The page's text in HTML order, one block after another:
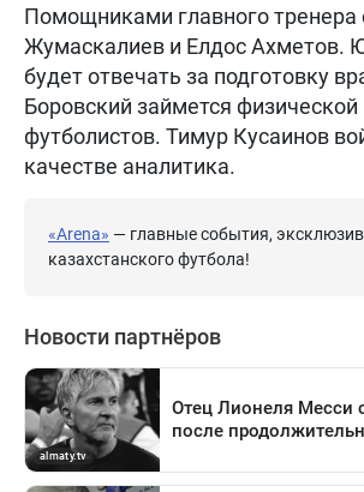
Помощниками главного тренера
Жумаскалиев и Елдос Ахметов.
будет отвечать за подготовку
Боровский займется физической
футболистов. Тимур Кусаинов
качестве аналитика.
«Arena» — главные события,
казахстанского футбола!